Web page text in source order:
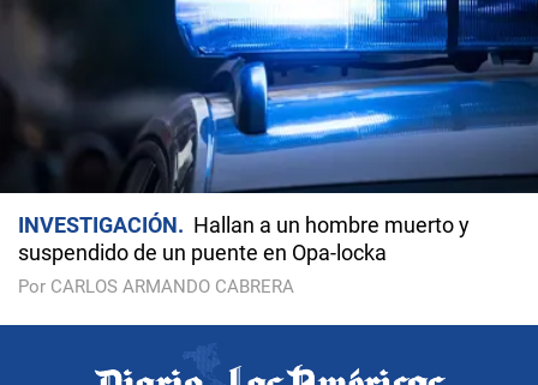
INVESTIGACIÓN
Hallan a un hombre muerto y
suspendido de un puente en Opa-locka
Por CARLOS ARMANDO CABRERA